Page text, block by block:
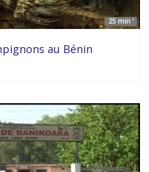
25 min '
au Bénin